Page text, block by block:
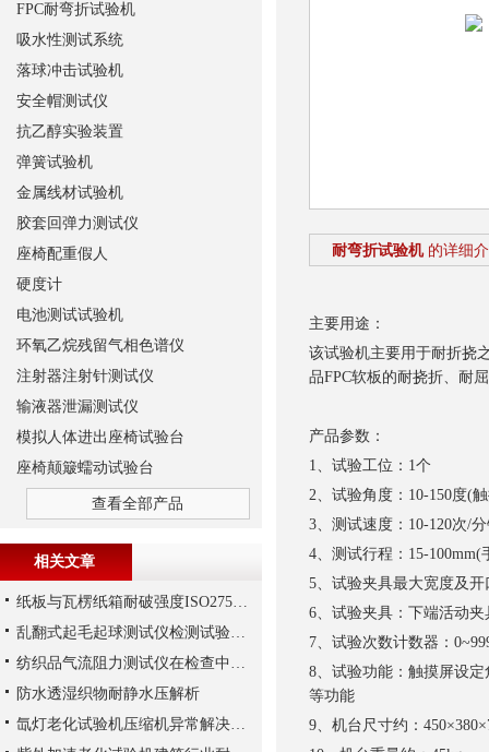
耐弯折试验机 的详细
主要用途：
该试验机主要用于耐折挠
品FPC软板的耐挠折、耐
产品参数：
1、试验工位：1个
2、试验角度：10-150度(
3、测试速度：10-120次/
4、测试行程：15-100mm(
5、试验夹具最大宽度及开
6、试验夹具：下端活动
7、试验次数计数器：
8、试验功能：触摸屏设
等功能
9、机台尺寸约：
FPC耐弯折试验机
吸水性测试系统
落球冲击试验机
安全帽测试仪
抗乙醇实验装置
弹簧试验机
金属线材试验机
胶套回弹力测试仪
座椅配重假人
硬度计
电池测试试验机
环氧乙烷残留气相色谱仪
注射器注射针测试仪
输液器泄漏测试仪
模拟人体进出座椅试验台
座椅颠簸蠕动试验台
查看全部产品
相关文章
纸板与瓦楞纸箱耐破强度ISO2759测试解析
乱翻式起毛起球测试仪检测试验标准的区别
纺织品气流阻力测试仪在检查中如发生误差范围超差该怎么办
防水透湿织物耐静水压解析
氙灯老化试验机压缩机异常解决方法